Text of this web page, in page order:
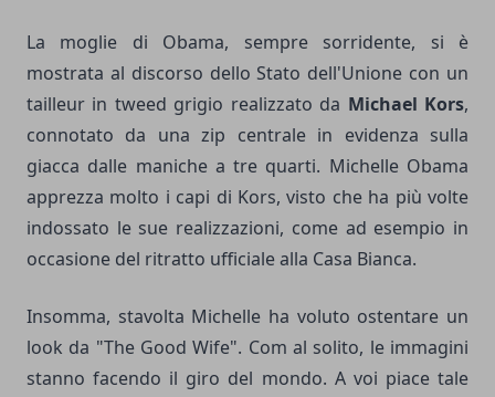
La moglie di Obama, sempre sorridente, si è
mostrata al discorso dello Stato dell'Unione con un
tailleur in tweed grigio realizzato da Michael Kors,
connotato da una zip centrale in evidenza sulla
giacca dalle maniche a tre quarti. Michelle Obama
apprezza molto i capi di Kors, visto che ha più volte
indossato le sue realizzazioni, come ad esempio in
occasione del ritratto ufficiale alla Casa Bianca.
Insomma, stavolta Michelle ha voluto ostentare un
look da "The Good Wife". Com al solito, le immagini
stanno facendo il giro del mondo. A voi piace tale